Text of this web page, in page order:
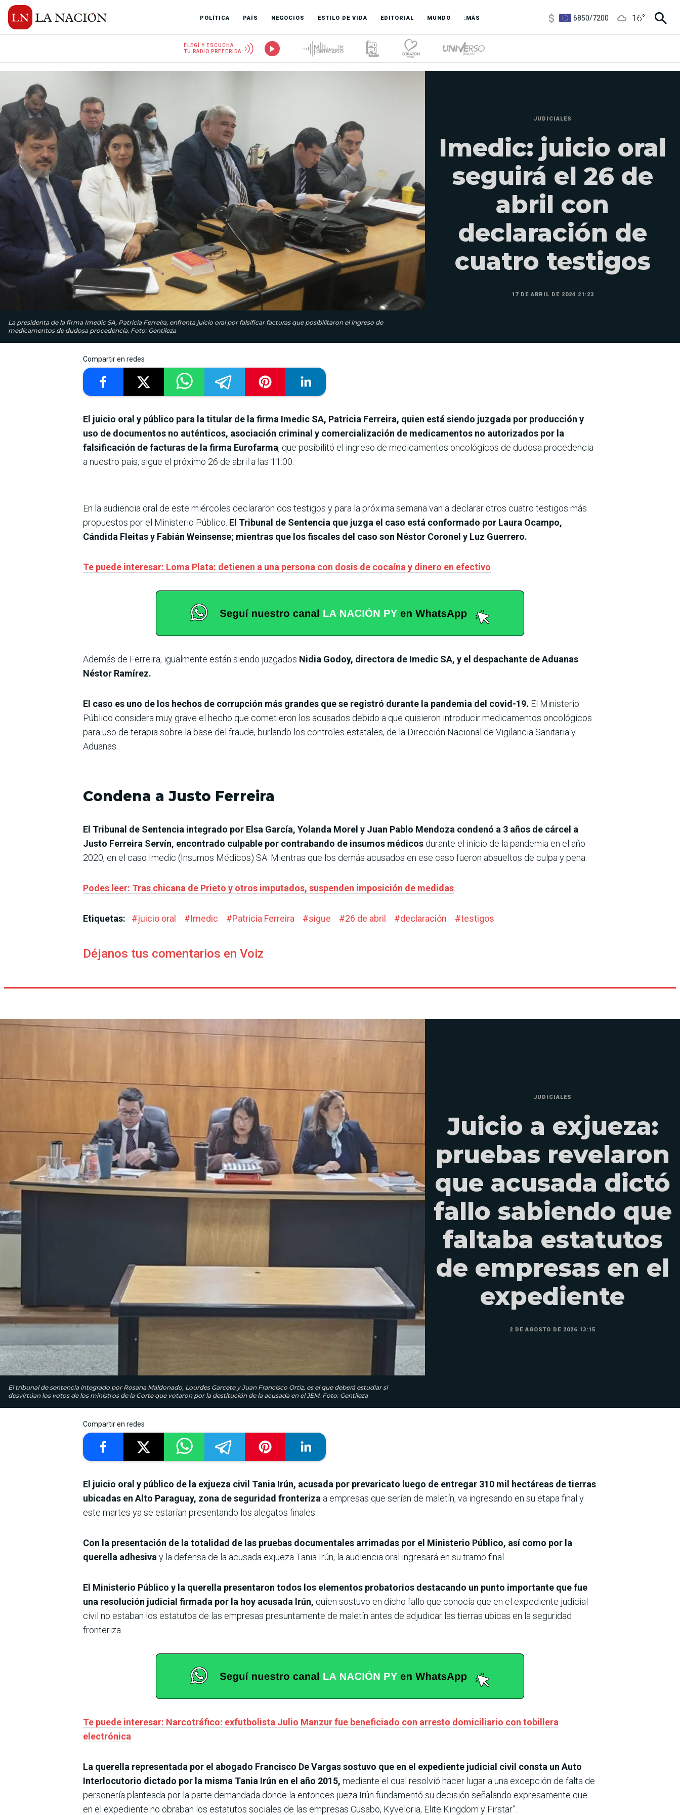
POLÍTICA PAÍS NEGOCIOS ESTILO DE VIDA EDITORIAL MUNDO :MÁS
5900/5960
5900/5960
16°
ELEGÍ Y ESCUCHÁ
TU RADIO PREFERIDA
La presidenta de la firma Imedic SA, Patricia Ferreira, enfrenta juicio oral por falsificar facturas que posibilitaron el ingreso de
medicamentos de dudosa procedencia. Foto: Gentileza
JUDICIALES
Imedic: juicio oral
seguirá el 26 de
abril con
declaración de
cuatro testigos
17 DE ABRIL DE 2024 21:23
Compartir en redes
El juicio oral y público para la titular de la firma Imedic SA, Patricia Ferreira, quien está siendo juzgada por producción y
uso de documentos no auténticos, asociación criminal y comercialización de medicamentos no autorizados por la
falsificación de facturas de la firma Eurofarma, que posibilitó el ingreso de medicamentos oncológicos de dudosa procedencia
a nuestro país, sigue el próximo 26 de abril a las 11:00.
En la audiencia oral de este miércoles declararon dos testigos y para la próxima semana van a declarar otros cuatro testigos más
propuestos por el Ministerio Público. El Tribunal de Sentencia que juzga el caso está conformado por Laura Ocampo,
Cándida Fleitas y Fabián Weinsense; mientras que los fiscales del caso son Néstor Coronel y Luz Guerrero.
Te puede interesar: Loma Plata: detienen a una persona con dosis de cocaína y dinero en efectivo
Además de Ferreira, igualmente están siendo juzgados Nidia Godoy, directora de Imedic SA, y el despachante de Aduanas
Néstor Ramírez.
El caso es uno de los hechos de corrupción más grandes que se registró durante la pandemia del covid-19. El Ministerio
Público considera muy grave el hecho que cometieron los acusados debido a que quisieron introducir medicamentos oncológicos
para uso de terapia sobre la base del fraude, burlando los controles estatales, de la Dirección Nacional de Vigilancia Sanitaria y
Aduanas.
Condena a Justo Ferreira
El Tribunal de Sentencia integrado por Elsa García, Yolanda Morel y Juan Pablo Mendoza condenó a 3 años de cárcel a
Justo Ferreira Servín, encontrado culpable por contrabando de insumos médicos durante el inicio de la pandemia en el año
2020, en el caso Imedic (Insumos Médicos) SA. Mientras que los demás acusados en ese caso fueron absueltos de culpa y pena.
Podes leer: Tras chicana de Prieto y otros imputados, suspenden imposición de medidas
Etiquetas: #juicio oral #Imedic #Patricia Ferreira #sigue #26 de abril #declaración #testigos
Déjanos tus comentarios en Voiz
El tribunal de sentencia integrado por Rosana Maldonado, Lourdes Garcete y Juan Francisco Ortiz, es el que deberá estudiar si
desvirtúan los votos de los ministros de la Corte que votaron por la destitución de la acusada en el JEM. Foto: Gentileza
JUDICIALES
Juicio a exjueza:
pruebas revelaron
que acusada dictó
fallo sabiendo que
faltaba estatutos
de empresas en el
expediente
2 DE AGOSTO DE 2026 13:15
Compartir en redes
El juicio oral y público de la exjueza civil Tania Irún, acusada por prevaricato luego de entregar 310 mil hectáreas de tierras
ubicadas en Alto Paraguay, zona de seguridad fronteriza a empresas que serían de maletín, va ingresando en su etapa final y
este martes ya se estarían presentando los alegatos finales.
Con la presentación de la totalidad de las pruebas documentales arrimadas por el Ministerio Público, así como por la
querella adhesivay la defensa de la acusada exjueza Tania Irún, la audiencia oral ingresará en su tramo final.
El Ministerio Público y la querella presentaron todos los elementos probatorios destacando un punto importante que fue
una resolución judicial firmada por la hoy acusada Irún, quien sostuvo en dicho fallo que conocía que en el expediente judicial
civil no estaban los estatutos de las empresas presuntamente de maletín antes de adjudicar las tierras ubicas en la seguridad
fronteriza.
Te puede interesar: Narcotráfico: exfutbolista Julio Manzur fue beneficiado con arresto domiciliario con tobillera
electrónica
La querella representada por el abogado Francisco De Vargas sostuvo que en el expediente judicial civil consta un Auto
Interlocutorio dictado por la misma Tania Irún en el año 2015, mediante el cual resolvió hacer lugar a una excepción de falta de
personería planteada por la parte demandada donde la entonces jueza Irún fundamentó su decisión señalando expresamente que
en el expediente no obraban los estatutos sociales de las empresas Cusabo, Kyveloria, Elite Kingdom y Firstar”.